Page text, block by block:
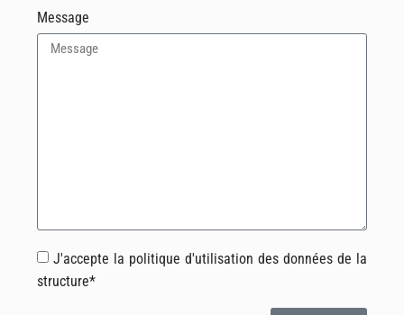
Message
J'accepte la politique d'utilisation des données de la
structure*